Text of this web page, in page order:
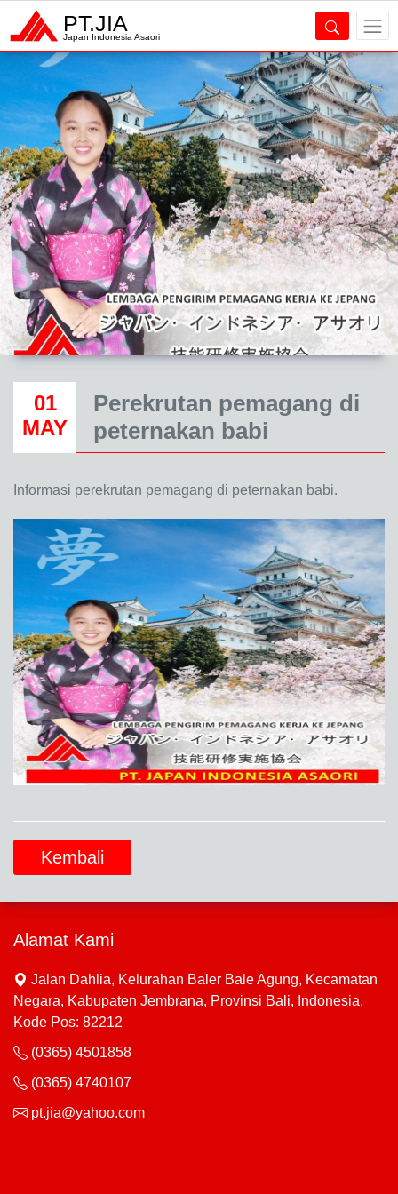
PT.JIA
Japan Indonesia Asaori
01
MAY
Perekrutan pemagang di
peternakan babi
Informasi perekrutan pemagang di peternakan babi.
Kembali
Alamat Kami
Jalan Dahlia, Kelurahan Baler Bale Agung, Kecamatan
Negara, Kabupaten Jembrana, Provinsi Bali, Indonesia,
Kode Pos: 82212
(0365) 4501858
(0365) 4740107
pt.jia@yahoo.com